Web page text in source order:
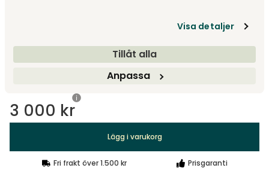
Visa detaljer
Tillåt alla
Anpassa
3 000 kr
Lägg i varukorg
Fri frakt över 1.500 kr Prisgaranti